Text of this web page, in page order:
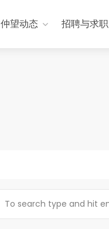
仲望动态 招聘与求职